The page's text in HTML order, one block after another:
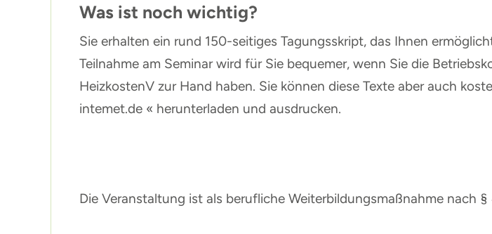
Was ist noch wichtig?
Sie erhalten ein rund 150-seitiges Tagungsskript, das Ihnen
Teilnahme am Seminar wird für Sie bequemer, wenn Sie die
HeizkostenV zur Hand haben. Sie können diese Texte aber auch
intemet.de « herunterladen und ausdrucken.
Die Veranstaltung ist als berufliche Weiterbildungsmaßnahme nach